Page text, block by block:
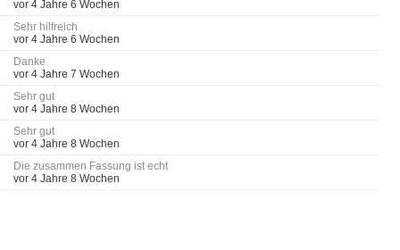
vor 4 Jahre 6 Wochen
Sehr hilfreich
vor 4 Jahre 6 Wochen
Danke
vor 4 Jahre 7 Wochen
Sehr gut
vor 4 Jahre 8 Wochen
Sehr gut
vor 4 Jahre 8 Wochen
Die zusammen Fassung ist echt
vor 4 Jahre 8 Wochen